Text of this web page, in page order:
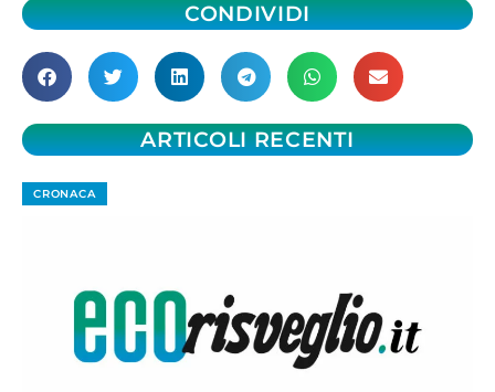
CONDIVIDI
ARTICOLI RECENTI
CRONACA